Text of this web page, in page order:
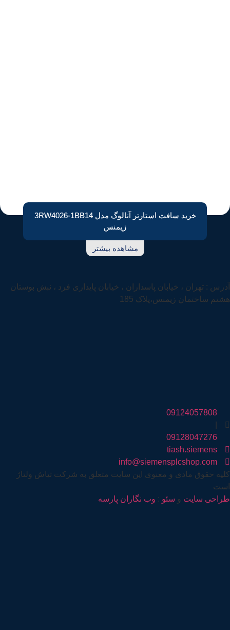
خرید سافت استارتر آنالوگ مدل 3RW4026-1BB14
زیمنس
مشاهده بیشتر
آدرس : تهران ، خیابان پاسداران ، خیابان پایداری فرد ، نبش بوستان
هشتم ساختمان زیمنس،پلاک 185
09124057808
09128047276
tiash.siemens
info@siemensplcshop.com
کلیه حقوق مادی و معنوی این سایت متعلق به شرکت تیاش ولتاژ
است
طراحی سایت و سئو : وب نگاران پارسه